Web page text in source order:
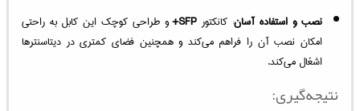
نصب و استفاده آسان: کانکتور SFP+ و طراحی کوچک این کابل به راحتی
امکان نصب آن را فراهم می‌کند و همچنین فضای کمتری در دیتاسنترها
اشغال می‌کند.
نتیجه‌گیری: